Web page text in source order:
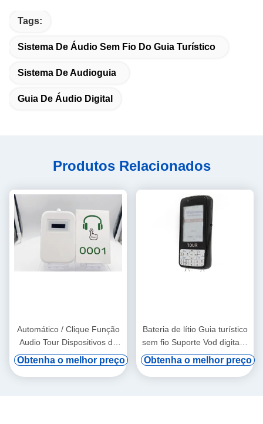
Tags:
Sistema De Áudio Sem Fio Do Guia Turístico
Sistema De Audioguia
Guia De Áudio Digital
Produtos Relacionados
Automático / Clique Função
Audio Tour Dispositivos de
pendurar a orelha
Obtenha o melhor preço
Bateria de lítio Guia turístico
sem fio Suporte Vod digital e
indução automática
Obtenha o melhor preço